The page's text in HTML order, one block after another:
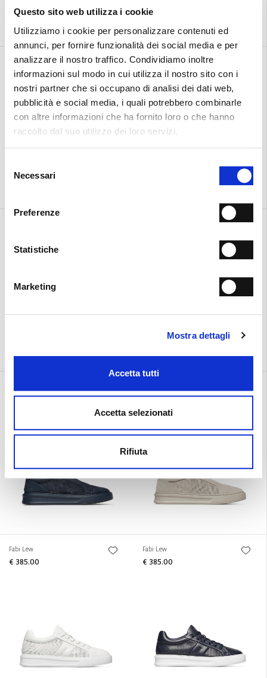
Questo sito web utilizza i cookie
Utilizziamo i cookie per personalizzare contenuti ed
annunci, per fornire funzionalità dei social media e per
analizzare il nostro traffico. Condividiamo inoltre
informazioni sul modo in cui utilizza il nostro sito con i
nostri partner che si occupano di analisi dei dati web,
pubblicità e social media, i quali potrebbero combinarle
con altre informazioni che ha fornito loro o che hanno
raccolto dal suo utilizzo dei loro servizi.
delNecessari
Preferenze
Statistiche
Marketing
Mostra dettagli
Accetta tutti
Accetta selezionati
Rifiuta
Sandalo con cinturino
€ 310.00 € 186.00
Sandalo con cinturino
€ 310.00 € 186.00
€ 390.00 € 390.00
Fabi Lew
€ 385.00
Fabi Lew
€ 385.00